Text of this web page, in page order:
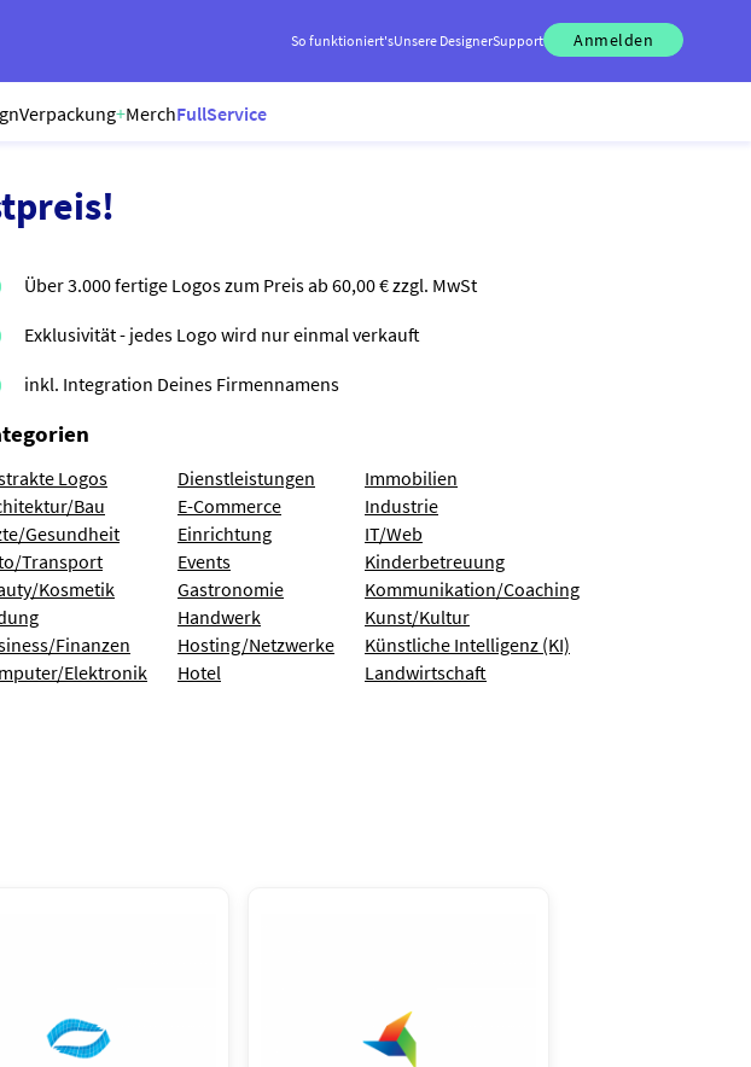
So funktioniert'sUnsere DesignerSupport Anmelden
Verpackung+MerchFullService
Über 3.000 fertige Logos zum Preis ab 60,00 € zzgl. MwSt
Exklusivität - jedes Logo wird nur einmal verkauft
inkl. Integration Deines Firmennamens
Logos
Bau
Gesundheit
Transport
Kosmetik
Finanzen
Elektronik
Dienstleistungen
E-Commerce
Einrichtung
Events
Gastronomie
Handwerk
Hosting/Netzwerke
Hotel
Immobilien
Industrie
IT/Web
Kinderbetreuung
Kommunikation/Coaching
Kunst/Kultur
Künstliche Intelligenz (KI)
Landwirtschaft